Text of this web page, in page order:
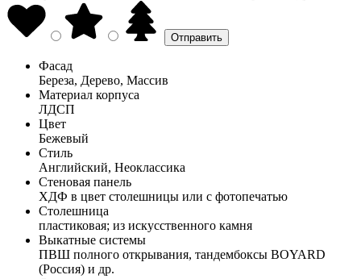
Фасад
Береза, Дерево, Массив
Материал корпуса
ЛДСП
Цвет
Бежевый
Стиль
Английский, Неоклассика
Стеновая панель
ХДФ в цвет столешницы или с фотопечатью
Столешница
пластиковая; из искусственного камня
Выкатные системы
ПВШ полного открывания, тандембоксы BOYARD
(Россия) и др.